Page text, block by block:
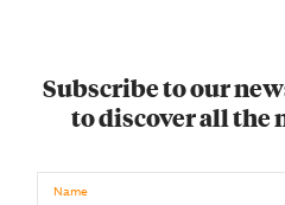
Subscribe to our
to discover all the
Name